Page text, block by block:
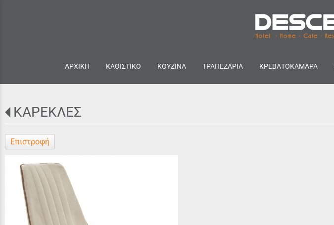
ΑΡΧΙΚΗ ΚΑΘΙΣΤΙΚΟ ΚΟΥΖΙΝΑ ΤΡΑΠΕΖΑΡΙΑ ΚΡΕΒΑΤΟΚΑΜΑΡΑ
ΚΑΡΕΚΛΕΣ
Επιστροφή